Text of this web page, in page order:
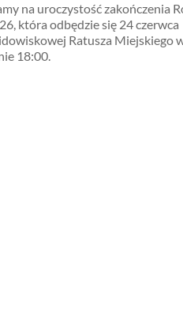
na uroczystość zakończenia
która odbędzie się 24 czerwca
Ratusza Miejskiego
18:00.